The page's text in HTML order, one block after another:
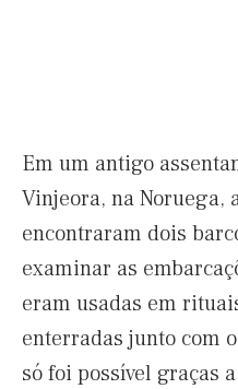
Em um antigo
Vinjeora, na Noruega,
encontraram dois
examinar as
eram usadas em
enterradas junto com
só foi possível graças